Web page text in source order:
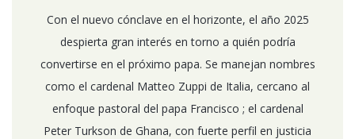
Con el nuevo cónclave en el horizonte, el año 2025
despierta gran interés en torno a quién podría
convertirse en el próximo papa. Se manejan nombres
como el cardenal Matteo Zuppi de Italia, cercano al
enfoque pastoral del papa Francisco ; el cardenal
Peter Turkson de Ghana, con fuerte perfil en justicia